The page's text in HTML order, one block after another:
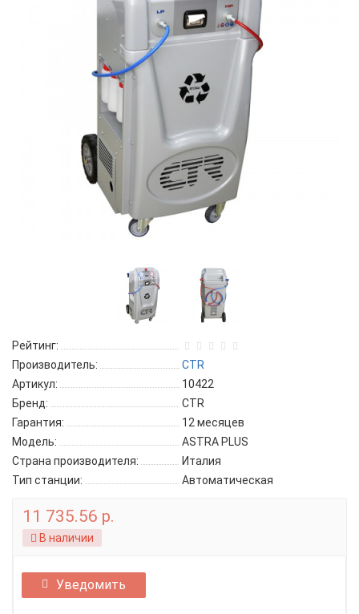
Рейтинг:
Производитель:
CTR
Артикул:
10422
Бренд:
CTR
Гарантия:
12 месяцев
Модель:
ASTRA PLUS
Страна производителя:
Италия
Тип станции:
Автоматическая
11 735.56 р.
В наличии
Уведомить